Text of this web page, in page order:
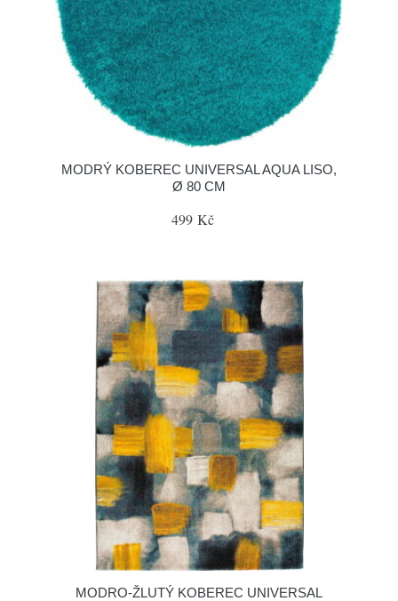
MODRÝ KOBEREC UNIVERSAL AQUA LISO,
Ø 80 CM
499 Kč
MODRO-ŽLUTÝ KOBEREC UNIVERSAL